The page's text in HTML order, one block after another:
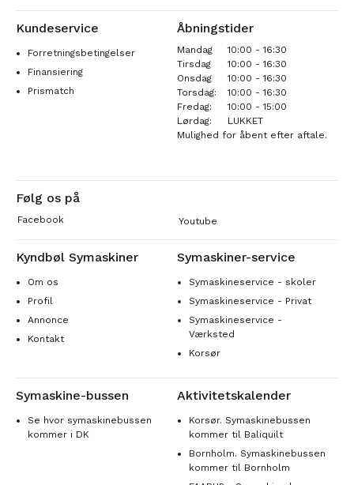
Kundeservice
Forretningsbetingelser
Finansiering
Prismatch
Åbningstider
Mandag
10:00 - 16:30
Tirsdag
10:00 - 16:30
Onsdag
10:00 - 16:30
Torsdag:
10:00 - 16:30
Fredag:
10:00 - 15:00
Lørdag:
LUKKET
Mulighed for åbent efter aftale.
Følg os på
Facebook Youtube
Kyndbøl Symaskiner
Om os
Profil
Annonce
Kontakt
Symaskiner-service
Symaskineservice - skoler
Symaskineservice - Privat
Symaskineservice -
Værksted
Korsør
Symaskine-bussen
Se hvor symaskinebussen
kommer i DK
Aktivitetskalender
Korsør. Symaskinebussen
kommer til Baliquilt
Bornholm. Symaskinebussen
kommer til Bornholm